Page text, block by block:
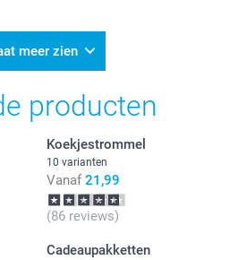
review! Wat fijn dat het
op tafel!
meer zien
producten
Koekjestrommel
10 varianten
Vanaf 21,99
(86 reviews)
Cadeaupakketten